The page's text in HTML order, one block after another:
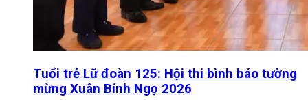
Tuổi trẻ Lữ đoàn 125: Hội thi bình báo tường
mừng Xuân Bính Ngọ 2026